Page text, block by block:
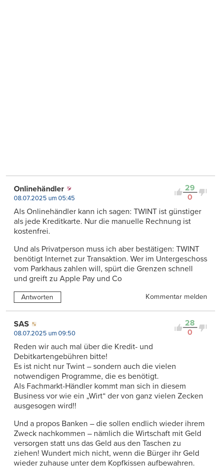
29
0
Onlinehändler
08.07.2025 um 05:45
Als Onlinehändler kann ich sagen: TWINT ist günstiger
als jede Kreditkarte. Nur die manuelle Rechnung ist
kostenfrei.
Und als Privatperson muss ich aber bestätigen: TWINT
benötigt Internet zur Transaktion. Wer im Untergeschoss
vom Parkhaus zahlen will, spürt die Grenzen schnell
und greift zu Apple Pay und Co
Antworten Kommentar melden
28
0
SAS
08.07.2025 um 09:50
Reden wir auch mal über die Kredit- und
Debitkartengebühren bitte!
Es ist nicht nur Twint – sondern auch die vielen
notwendigen Programme, die es benötigt.
Als Fachmarkt-Händler kommt man sich in diesem
Business vor wie ein „Wirt“ der von ganz vielen Zecken
ausgesogen wird!!
Und a propos Banken – die sollen endlich wieder ihrem
Zweck nachkommen – nämlich die Wirtschaft mit Geld
versorgen statt uns das Geld aus den Taschen zu
ziehen! Wundert mich nicht, wenn die Bürger ihr Geld
wieder zuhause unter dem Kopfkissen aufbewahren.